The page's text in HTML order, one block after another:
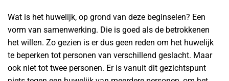
Wat is het huwelijk, op grond van deze beginselen? Een
vorm van samenwerking. Die is goed als de betrokkenen
het willen. Zo gezien is er dus geen reden om het huwelijk
te beperken tot personen van verschillend geslacht. Maar
ook niet tot twee personen. Er is vanuit dit gezichtspunt